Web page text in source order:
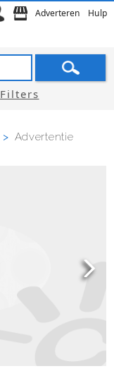
Adverteren Hulp
Filters
Advertentie